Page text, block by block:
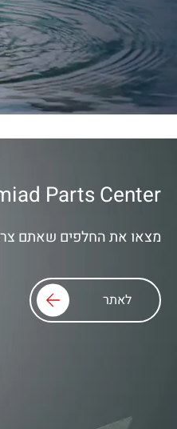
Parts Center
מצאו את החלפים שאתם
לאתר